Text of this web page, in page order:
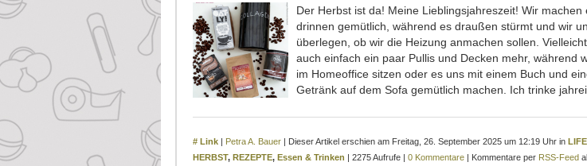
Der Herbst ist da! Meine Lieblingsjahreszeit! Wir machen
drinnen gemütlich, während es draußen stürmt und wir
überlegen, ob wir die Heizung anmachen sollen.
auch einfach ein paar Pullis und Decken mehr, während
im Homeoffice sitzen oder es uns mit einem Buch und
Getränk auf dem Sofa gemütlich machen. Ich trinke
# Link | Petra A. Bauer | Dieser Artikel erschien am Freitag, 26. September 2025 um 12:19 Uhr in
HERBST, REZEPTE, Essen & Trinken | 2275 Aufrufe | 0 Kommentare | Kommentare per RSS-Feed